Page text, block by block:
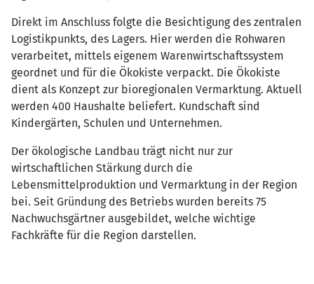
Direkt im Anschluss folgte die Besichtigung des zentralen
Logistikpunkts, des Lagers. Hier werden die Rohwaren
verarbeitet, mittels eigenem Warenwirtschaftssystem
geordnet und für die Ökokiste verpackt. Die Ökokiste
dient als Konzept zur bioregionalen Vermarktung. Aktuell
werden 400 Haushalte beliefert. Kundschaft sind
Kindergärten, Schulen und Unternehmen.
Der ökologische Landbau trägt nicht nur zur
wirtschaftlichen Stärkung durch die
Lebensmittelproduktion und Vermarktung in der Region
bei. Seit Gründung des Betriebs wurden bereits 75
Nachwuchsgärtner ausgebildet, welche wichtige
Fachkräfte für die Region darstellen.